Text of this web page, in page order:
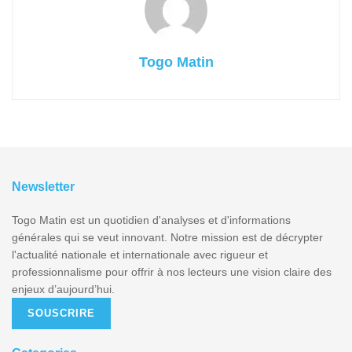
Togo Matin
Newsletter
Togo Matin est un quotidien d'analyses et d'informations
générales qui se veut innovant. Notre mission est de décrypter
l'actualité nationale et internationale avec rigueur et
professionnalisme pour offrir à nos lecteurs une vision claire des
enjeux d’aujourd’hui.
SOUSCRIRE